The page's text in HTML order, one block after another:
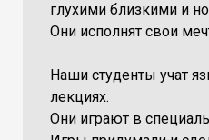
глухими близкими и
Они исполнят свои
Наши студенты учат
лекциях.
Они играют в